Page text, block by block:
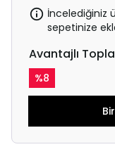
İncelediğiniz
sepetinize
Avantajlı
%8